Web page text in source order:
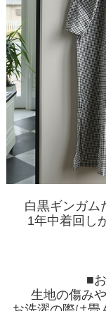
白黒ギンガム
1年中着回し
■
生地の傷み